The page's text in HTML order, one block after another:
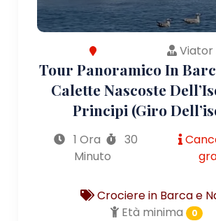
Tour Panoramico In
Calette Nascoste
Principi (giro
1 Ora
30
Minuto
Crociere in Barca e
Età minima
0